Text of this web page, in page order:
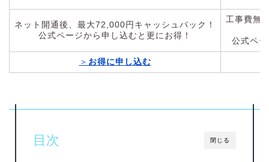
ネット開通後、最大72,000円キャッシュバック！
公式ページから申し込むと更にお得！
工事費無
公式ペ
＞ お得に申し込む
閉じる
目次